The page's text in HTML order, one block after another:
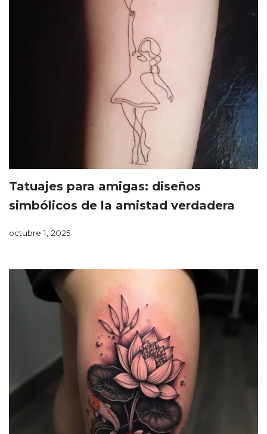
Tatuajes para amigas: diseños
simbólicos de la amistad verdadera
octubre 1, 2025